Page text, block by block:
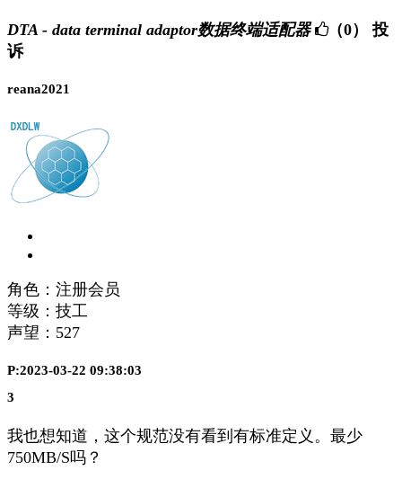
DTA - data terminal adaptor数据终端适配器 （0）
投
诉
reana2021
角色：注册会员
等级：技工
声望： 527
P:2023-03-22 09:38:03
3
我也想知道，这个规范没有看到有标准定义。最少
750MB/S吗？